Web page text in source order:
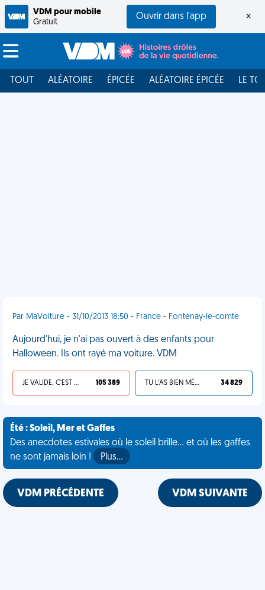
VDM pour mobile
Gratuit
Ouvrir dans l'app ×
TOUT ALÉATOIRE ÉPICÉE ALÉATOIRE ÉPICÉE LE
Par MaVoiture - 31/10/2013 18:50 - France - Fontenay-le-comte
Aujourd'hui, je n'ai pas ouvert à des enfants pour
Halloween. Ils ont rayé ma voiture. VDM
JE VALIDE, C'EST UNE VDM 105 389 TU L'AS BIEN MÉRITÉ 34 829
Été : Soleil, Mer et Gaffes
Des anecdotes estivales où le soleil brille... et où les gaffes
ne sont jamais loin !
Plus…
VDM PRÉCÉDENTE VDM SUIVANTE